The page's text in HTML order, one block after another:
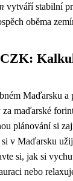
vytváří stabilní
oběma
Maďarsku a
za maďarské
plánování si
v Maďarsku
si, jak si
nebo